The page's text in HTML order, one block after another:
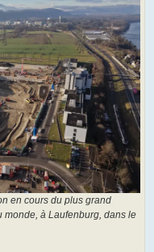
en cours du plus grand
monde, à Laufenburg, dans le